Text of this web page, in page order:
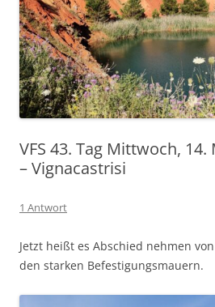
VFS 43. Tag Mittwoch,
– Vignacastrisi
1 Antwort
Jetzt heißt es Abschied nehmen
den starken Befestigungsmauern.